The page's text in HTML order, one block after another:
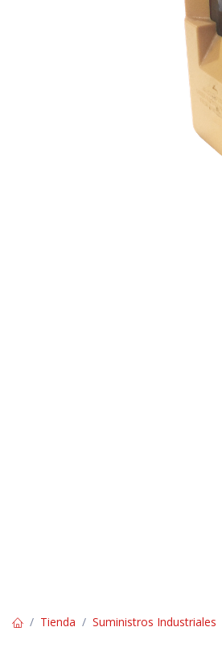
Tienda Suministros Industriales